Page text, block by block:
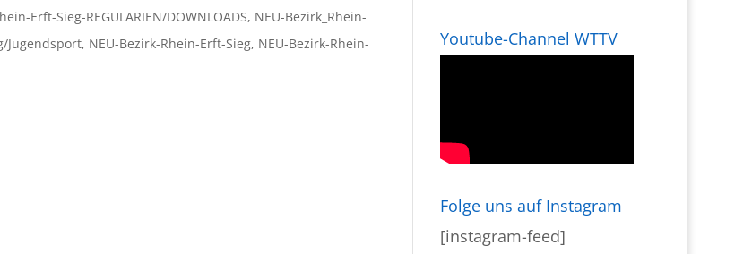
Erft-Sieg-REGULARIEN/DOWNLOADS, NEU-Bezirk_Rhein-
Jugendsport, NEU-Bezirk-Rhein-Erft-Sieg, NEU-Bezirk-Rhein-
Youtube-Channel WTTV
Folge uns auf Instagram
[instagram-feed]